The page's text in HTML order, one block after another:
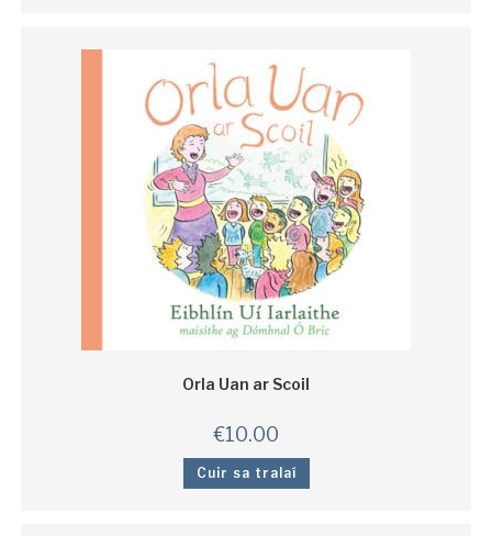
Orla Uan ar Scoil
€10.00
Cuir sa tralaí